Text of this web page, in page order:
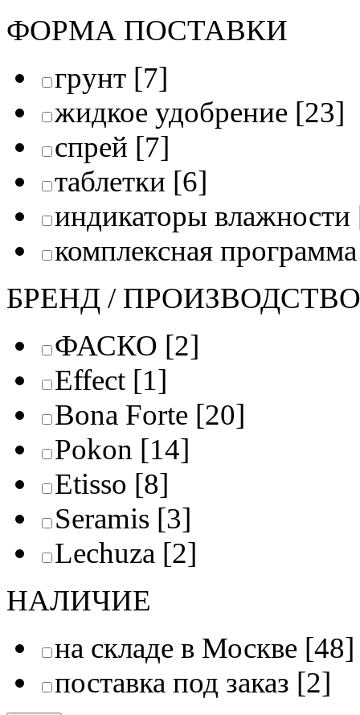
ФОРМА ПОСТАВКИ
грунт [7]
жидкое удобрение [23]
спрей [7]
таблетки [6]
индикаторы влажности
комплексная программа
БРЕНД / ПРОИЗВОДСТВО
ФАСКО [2]
Effect [1]
Bona Forte [20]
Pokon [14]
Etisso [8]
Seramis [3]
Lechuza [2]
НАЛИЧИЕ
на складе в Москве [48]
поставка под заказ [2]